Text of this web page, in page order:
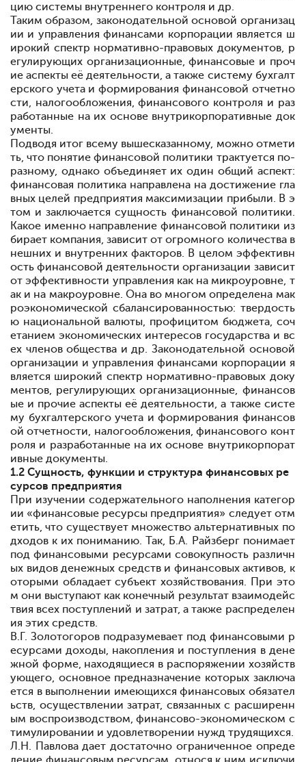
цию системы внутреннего контроля и др.
Таким образом, законодательной основой организац
ии и управления финансами корпорации является ш
ирокий спектр нормативно-правовых документов, р
егулирующих организационные, финансовые и проч
ие аспекты её деятельности, а также систему бухгалт
ерского учета и формирования финансовой отчетно
сти, налогообложения, финансового контроля и раз
работанные на их основе внутрикорпоративные док
ументы.
Подводя итог всему вышесказанному, можно отмети
ть, что понятие финансовой политики трактуется по-
разному, однако объединяет их один общий аспект:
финансовая политика направлена на достижение гла
вных целей предприятия максимизации прибыли. В э
том и заключается сущность финансовой политики.
Какое именно направление финансовой политики из
бирает компания, зависит от огромного количества в
нешних и внутренних факторов. В целом эффективн
ость финансовой деятельности организации зависит
от эффективности управления как на микроуровне, т
ак и на макроуровне. Она во многом определена мак
роэкономической сбалансированностью: твердость
ю национальной валюты, профицитом бюджета, соч
етанием экономических интересов государства и вс
ех членов общества и др. Законодательной основой
организации и управления финансами корпорации я
вляется широкий спектр нормативно-правовых доку
ментов, регулирующих организационные, финансов
ые и прочие аспекты её деятельности, а также систе
му бухгалтерского учета и формирования финансов
ой отчетности, налогообложения, финансового конт
роля и разработанные на их основе внутрикорпорат
ивные документы.
1.2 Сущность, функции и структура финансовых ре
сурсов предприятия
При изучении содержательного наполнения категор
ии «финансовые ресурсы предприятия» следует отм
етить, что существует множество альтернативных по
дходов к их пониманию. Так, Б.А. Райзберг понимает
под финансовыми ресурсами совокупность различн
ых видов денежных средств и финансовых активов, к
оторыми обладает субъект хозяйствования. При это
м они выступают как конечный результат взаимодейс
твия всех поступлений и затрат, а также распределен
ия этих средств.
В.Г. Золотогоров подразумевает под финансовыми р
есурсами доходы, накопления и поступления в дене
жной форме, находящиеся в распоряжении хозяйств
ующего, основное предназначение которых заключа
ется в выполнении имеющихся финансовых обязател
ьств, осуществлении затрат, связанных с расширенн
ым воспроизводством, финансово-экономическом с
тимулировании и удовлетворении нужд трудящихся.
Л.Н. Павлова дает достаточно ограниченное опреде